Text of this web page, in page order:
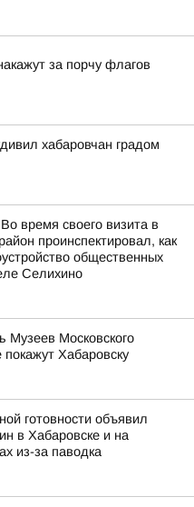
за порчу флагов
хабаровчан градом
время своего визита в
проинспектировал, как
общественных
Селихино
Музеев Московского
Хабаровску
готовности объявил
в Хабаровске и на
из-за паводка